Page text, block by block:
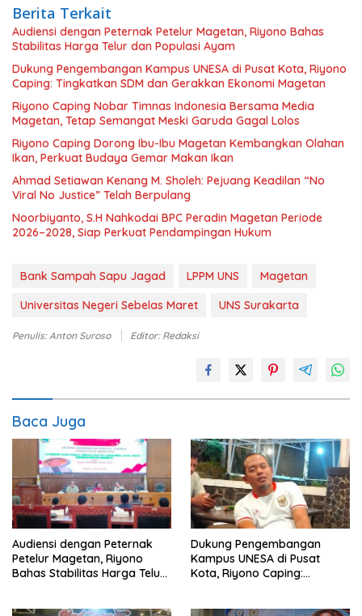
Berita Terkait
Audiensi dengan Peternak Petelur Magetan, Riyono Bahas
Stabilitas Harga Telur dan Populasi Ayam
Dukung Pengembangan Kampus UNESA di Pusat Kota, Riyono
Caping: Tingkatkan SDM dan Gerakkan Ekonomi Magetan
Riyono Caping Nobar Timnas Indonesia Bersama Media
Magetan, Tetap Semangat Meski Garuda Gagal Lolos
Riyono Caping Dorong Ibu-Ibu Magetan Kembangkan Olahan
Ikan, Perkuat Budaya Gemar Makan Ikan
Ahmad Setiawan Kenang M. Sholeh: Pejuang Keadilan “No
Viral No Justice” Telah Berpulang
Noorbiyanto, S.H Nahkodai BPC Peradin Magetan Periode
2026–2028, Siap Perkuat Pendampingan Hukum
Bank Sampah Sapu Jagad LPPM UNS
Magetan
Universitas Negeri Sebelas Maret
UNS Surakarta
Penulis: Anton Suroso Editor: Redaksi
Baca Juga
Audiensi dengan Peternak
Petelur Magetan, Riyono
Bahas Stabilitas Harga Telur
Dukung Pengembangan
Kampus UNESA di Pusat
Kota, Riyono Caping: